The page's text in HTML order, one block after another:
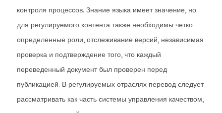
контроля процессов. Знание языка имеет значение, но
для регулируемого контента также необходимы четко
определенные роли, отслеживание версий, независимая
проверка и подтверждение того, что каждый
переведенный документ был проверен перед
публикацией. В регулируемых отраслях перевод следует
рассматривать как часть системы управления качеством,